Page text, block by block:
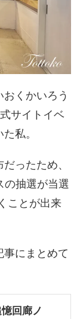
おくかいろう
サイトイベ
私。
ったため、
の抽選が当選
ことが出来
事にまとめて
回廊ノ